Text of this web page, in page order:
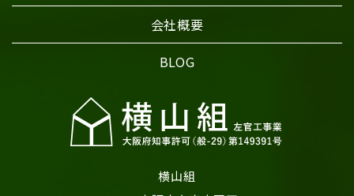
会社概要
BLOG
横山組